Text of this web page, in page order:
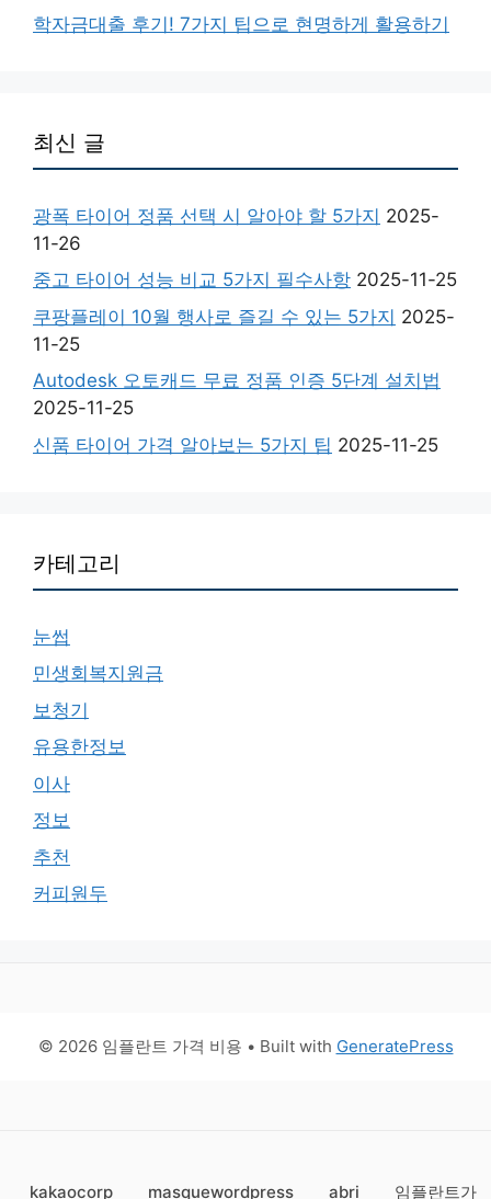
학자금대출 후기! 7가지 팁으로 현명하게 활용하기
최신 글
광폭 타이어 정품 선택 시 알아야 할 5가지 2025-
11-26
중고 타이어 성능 비교 5가지 필수사항 2025-11-25
쿠팡플레이 10월 행사로 즐길 수 있는 5가지 2025-
11-25
Autodesk 오토캐드 무료 정품 인증 5단계 설치법
2025-11-25
신품 타이어 가격 알아보는 5가지 팁 2025-11-25
카테고리
눈썹
민생회복지원금
보청기
유용한정보
이사
정보
추천
커피원두
© 2026 임플란트 가격 비용 • Built with GeneratePress
kakaocorp masquewordpress abri 임플란트가